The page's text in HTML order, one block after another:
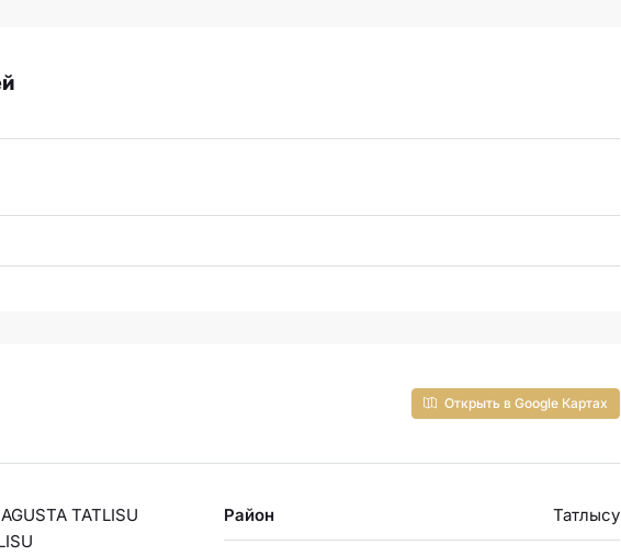
Открыть в Google Картах
TATLISU
Район Татлысу